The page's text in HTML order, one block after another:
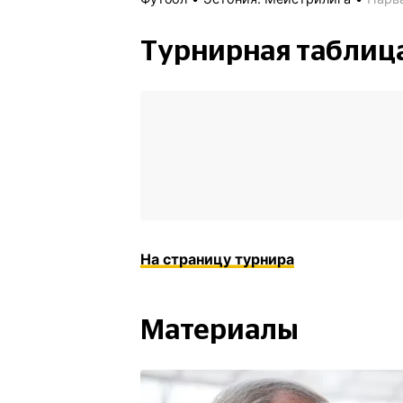
Турнирная
На страницу турнира
Материалы